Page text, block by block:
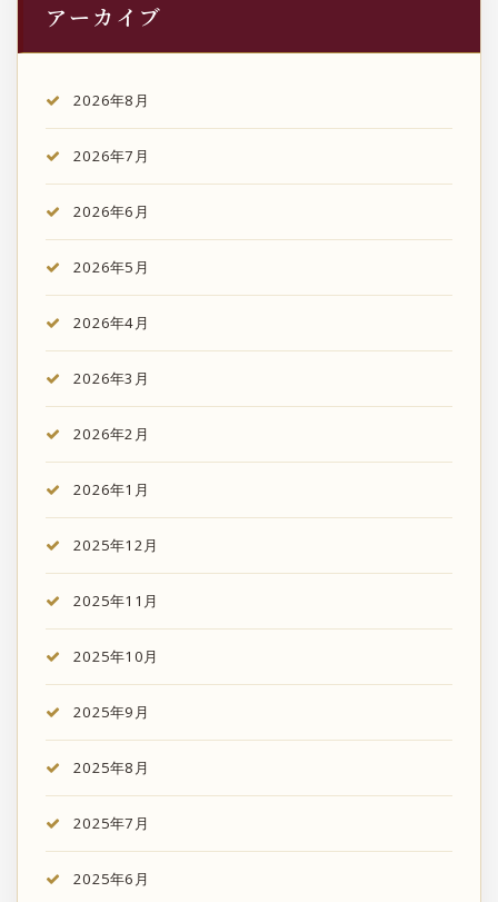
アーカイブ
2026年8月
2026年7月
2026年6月
2026年5月
2026年4月
2026年3月
2026年2月
2026年1月
2025年12月
2025年11月
2025年10月
2025年9月
2025年8月
2025年7月
2025年6月